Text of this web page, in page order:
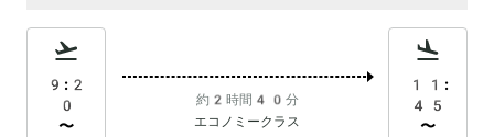
9:2
0
〜
約2時間40分
エコノミークラス
11:
45
〜